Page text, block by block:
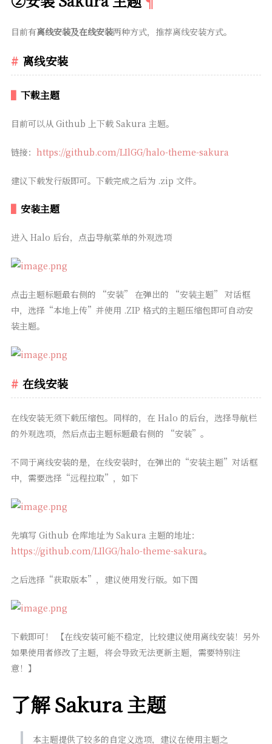
目前有离线安装及在线安装两种方式，推荐离线安装方式。
离线安装
下载主题
目前可以从 Github 上下载 Sakura 主题。
链接： https://github.com/LIlGG/halo-theme-sakura
建议下载发行版即可。下载完成之后为 .zip 文件。
安装主题
进入 Halo 后台，点击导航菜单的外观选项
点击主题标题最右侧的 “安装” 在弹出的 “安装主题” 对话框
中，选择“本地上传”并使用 .ZIP 格式的主题压缩包即可自动安
装主题。
在线安装
在线安装无须下载压缩包。同样的，在 Halo 的后台，选择导航栏
的外观选项，然后点击主题标题最右侧的 “安装”。
不同于离线安装的是，在线安装时，在弹出的“安装主题”对话框
中，需要选择“远程拉取”，如下
先填写 Github 仓库地址为 Sakura 主题的地址：
https://github.com/LIlGG/halo-theme-sakura。
之后选择“获取版本”，建议使用发行版。如下图
下载即可！ 【在线安装可能不稳定，比较建议使用离线安装！另外
如果使用者修改了主题，将会导致无法更新主题，需要特别注
意！】
了解 Sakura 主题
本主题提供了较多的自定义选项，建议在使用主题之